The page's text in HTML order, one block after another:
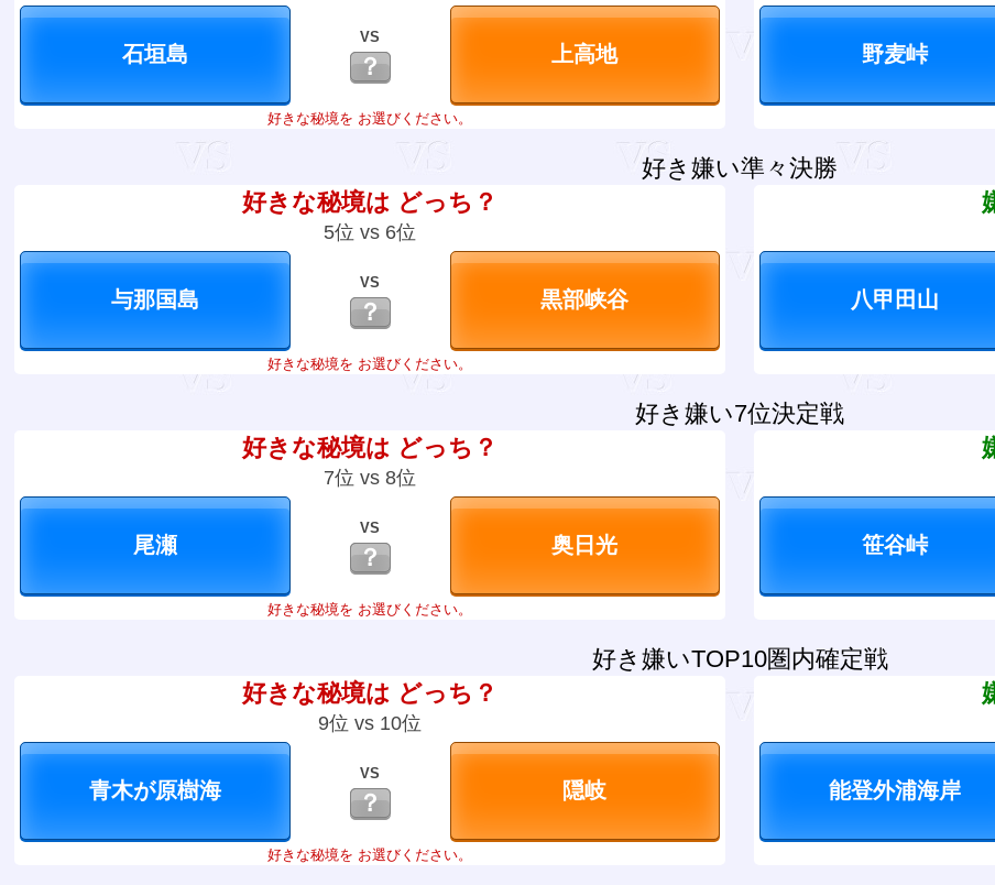
VS
？
好きな秘境を お選びください。
好き嫌い準々決勝
好きな秘境は どっち？
5位 vs 6位
VS
？
好きな秘境を お選びください。
好き嫌い7位決定戦
好きな秘境は どっち？
7位 vs 8位
VS
？
好きな秘境を お選びください。
好き嫌いTOP10圏内確定戦
好きな秘境は どっち？
9位 vs 10位
VS
？
好きな秘境を お選びください。